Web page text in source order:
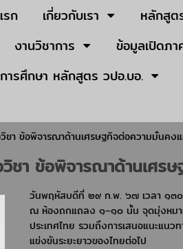
รก เกี่ยวกับเรา หลักสูต
งานวิชาการ
ข้อมูลเปิดภ
ารศึกษา หลักสูตร วปอ.บอ.
า ข้อพิจารณาด้านเศรษฐกิจต่อความมั่นคง
ชา ข้อพิจารณาด้านเศร
วันพฤหัสบดีที่ ๒๙ ก.พ. ๖๗ เวลา ๑๓
ณ ห้องถกแถลง ๑–๑๐ นั้น จุดมุ่งหมาย
ประเทศไทย รวมถึงการเสนอแนะแน
แข่งขันระยะยาวของไทยต่อไป